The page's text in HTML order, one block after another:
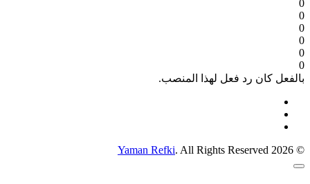
0
0
0
0
0
0
بالفعل كان رد فعل لهذا المنصب.
© 2026
Yaman Refki. All Rights Reserved